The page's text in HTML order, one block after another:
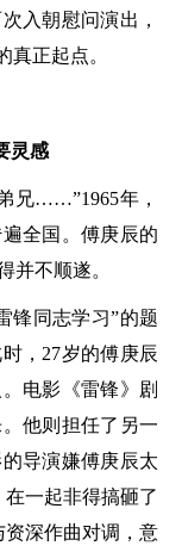
入朝慰问演出，
真正起点。
灵感
兄……”1965年，
全国。傅庚辰的
并不顺遂。
同志学习”的题
，27岁的傅庚辰
电影《雷锋》剧
他则担任了另一
导演嫌傅庚辰太
一起非得搞砸了
深作曲对调，意